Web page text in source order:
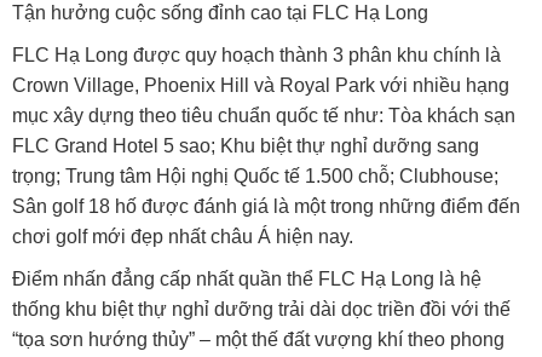
Tận hưởng cuộc sống đỉnh cao tại FLC Hạ Long
FLC Hạ Long được quy hoạch thành 3 phân khu chính là
Crown Village, Phoenix Hill và Royal Park với nhiều hạng
mục xây dựng theo tiêu chuẩn quốc tế như: Tòa khách sạn
FLC Grand Hotel 5 sao; Khu biệt thự nghỉ dưỡng sang
trọng; Trung tâm Hội nghị Quốc tế 1.500 chỗ; Clubhouse;
Sân golf 18 hố được đánh giá là một trong những điểm đến
chơi golf mới đẹp nhất châu Á hiện nay.
Điểm nhấn đẳng cấp nhất quần thể FLC Hạ Long là hệ
thống khu biệt thự nghỉ dưỡng trải dài dọc triền đồi với thế
“tọa sơn hướng thủy” – một thế đất vượng khí theo phong